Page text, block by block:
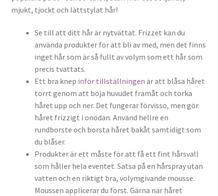
mjukt, tjockt och lättstylat hår!
Se till att ditt hår är nytvättat. Frizzet kan du
använda produkter för att bli av med, men det finns
inget hår som är så fullt av volym som ett hår som
precis tvättats.
Ett bra knep inför tillställningen är att blåsa håret
torrt genom att böja huvudet framåt och torka
håret upp och ner. Det fungerar förvisso, men gör
håret frizzigt i onödan. Använd hellre en
rundborste och borsta håret bakåt samtidigt som
du blåser.
Produkter är ett måste för att få ett fint hårsvall
som håller hela eventet. Satsa på en hårspray utan
vatten och en riktigt bra, volymgivande mousse.
Moussen applicerar du först. Gärna när håret